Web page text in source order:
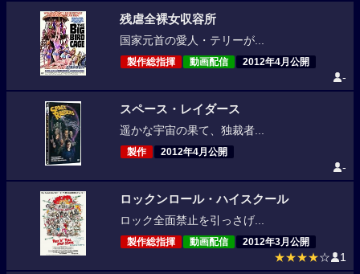
残虐全裸女収容所
国家元首の愛人・テリーが...
製作総指揮 動画配信 2012年4月公開
-
スペース・レイダース
遥かな宇宙の果て、独裁者...
製作 2012年4月公開
-
ロックンロール・ハイスクール
ロック全面禁止を引っさげ...
製作総指揮 動画配信 2012年3月公開
★★★★☆ 1